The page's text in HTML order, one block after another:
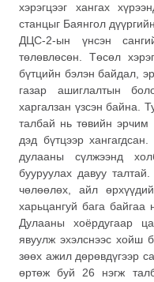
хэрэгцээг хангах
станцыг Баянгол
ДЦС-2-ын үнсэн
төлөвлөсөн. Төсөл
бүтцийн бэлэн байдал,
газар ашиглалтын
харгалзан үзсэн байна.
талбай нь төвийн эрчим
дэд бүтцээр
дулааны сүлжээнд
бууруулах давуу
чөлөөлөх, айл
харьцангуй бага
Дулааны хоёрдугаар
явуулж эхэлснээс хойш
зөөх ажил дөрөвдүгээр
өртөж буй 26 нэгж